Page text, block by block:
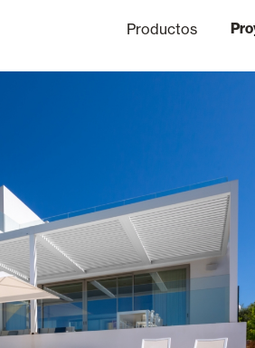
Productos
Pérgolas
Oficinas